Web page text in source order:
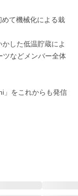
て機械化による栽
した低温貯蔵によ
ツなどメンバー全体
」をこれからも発信